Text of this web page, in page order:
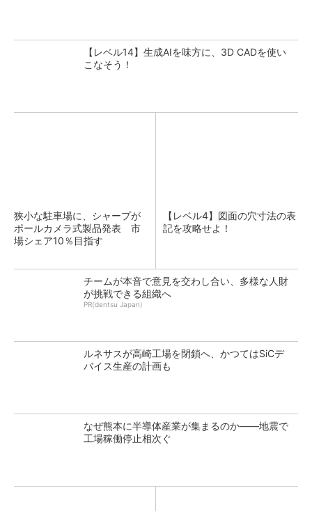
【レベル14】生成AIを味方に、3D CADを使い
こなそう！
狭小な駐車場に、シャープが
ポールカメラ式製品発表 市
場シェア10％目指す
【レベル4】図面の穴寸法の表
記を攻略せよ！
チームが本音で意見を交わし合い、多様な人財
が挑戦できる組織へ
PR(dentsu Japan)
ルネサスが高崎工場を閉鎖へ、かつてはSiCデ
バイス生産の計画も
なぜ熊本に半導体産業が集まるのか――地震で
工場稼働停止相次ぐ